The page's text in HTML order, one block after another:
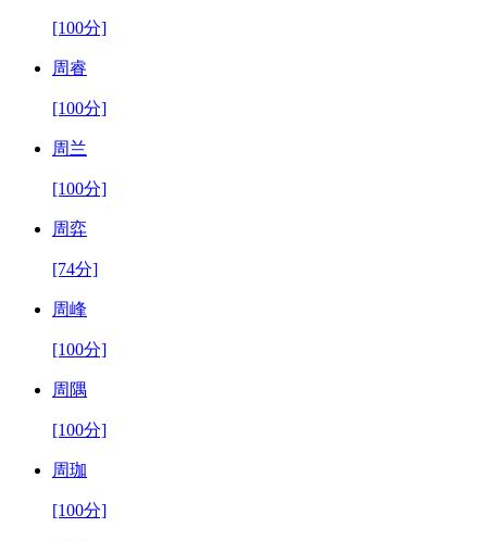
[100分]
周睿
[100分]
周兰
[100分]
周弈
[74分]
周峰
[100分]
周隅
[100分]
周珈
[100分]